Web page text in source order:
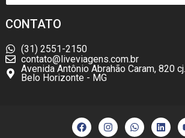
CONTATO
(31) 2551-2150
contato@liveviagens.com.br
Avenida Antônio Abrahão Caram, 820
Belo Horizonte - MG
F
a
c
I
n
s
W
h
a
L
i
n